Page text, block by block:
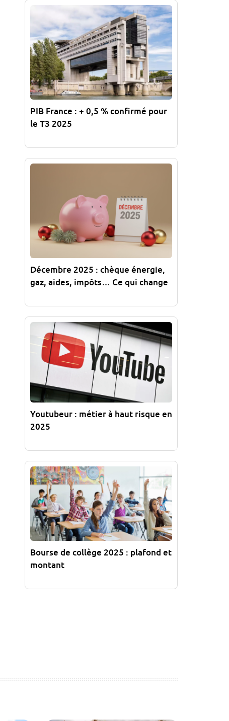
PIB France : + 0,5 % confirmé pour
le T3 2025
Décembre 2025 : chèque énergie,
gaz, aides, impôts… Ce qui change
Youtubeur : métier à haut risque en
2025
Bourse de collège 2025 : plafond et
montant